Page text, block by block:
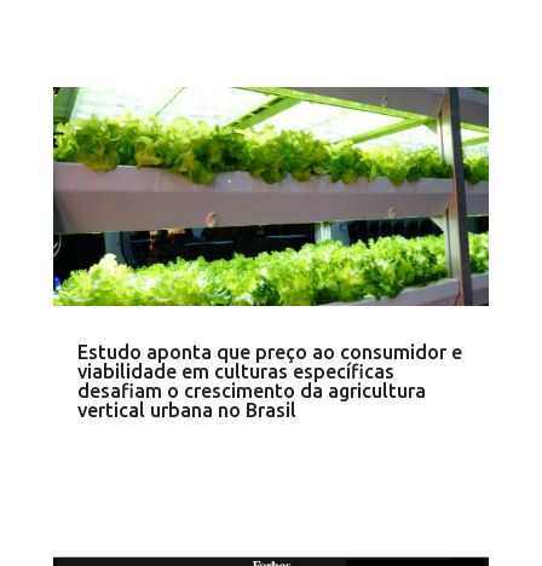
Estudo aponta que preço ao consumidor e
viabilidade em culturas específicas
desafiam o crescimento da agricultura
vertical urbana no Brasil